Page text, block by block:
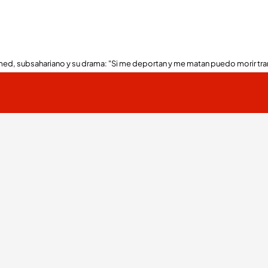
subsahariano y su drama: "Si me deportan y me matan puedo morir